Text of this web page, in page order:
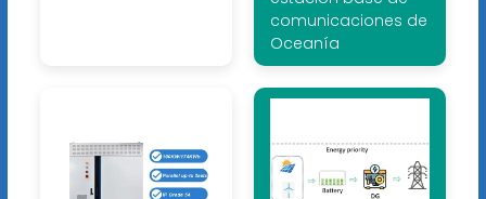
comunicaciones de
Oceanía